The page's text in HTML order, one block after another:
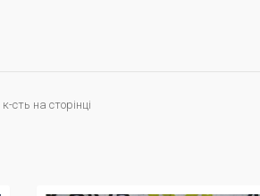
к-сть на сторінці